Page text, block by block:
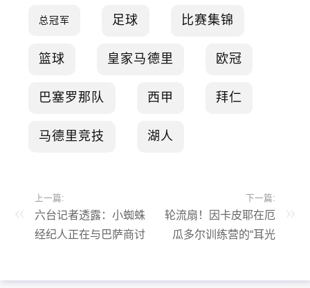
总冠军 足球 比赛集锦
篮球 皇家马德里 欧冠
巴塞罗那队 西甲 拜仁
马德里竞技 湖人
上一篇:
六台记者透露：小蜘蛛
经纪人正在与巴萨商讨
下一篇:
轮流扇！因卡皮耶在厄
瓜多尔训练营的“耳光